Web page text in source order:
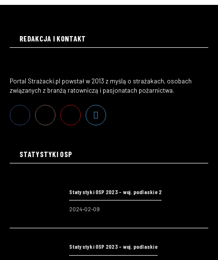
REDAKCJA I KONTAKT
Portal Strażacki.pl powstał w 2013 z myślą o strażakach, osobach
związanych z branżą ratowniczą i pasjonatach pożarnictwa.
STATYSTYKI OSP
Statystyki OSP 2023 – woj. podlaskie 2
2024-02-09
Statystyki OSP 2023 – woj. podlaskie